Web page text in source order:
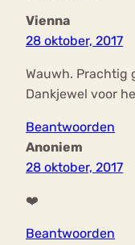
Vienna
28 oktober, 2017
Wauwh. Prachtig
Dankjewel voor
Beantwoorden
Anoniem
28 oktober, 2017
❤️
Beantwoorden